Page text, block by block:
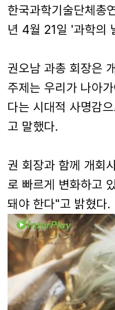
한국과학기술단체총
년 4월 21일 '과학의
권오남 과총 회장은
주제는 우리가 나아
다는 시대적 사명감
고 말했다.
권 회장과 함께 개회
로 빠르게 변화하고
돼야 한다"고 밝혔다.